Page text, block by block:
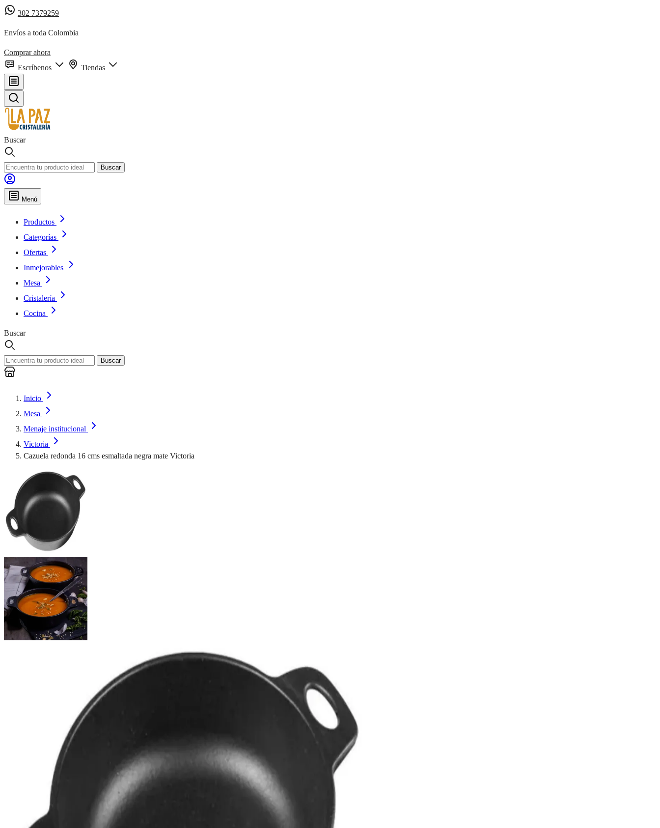
302 7379259
Envíos a toda Colombia
Comprar ahora
Escríbenos
Tiendas
Buscar
Buscar
Menú
Productos
Categorías
Ofertas
Inmejorables
Mesa
Cristalería
Cocina
Buscar
Buscar
Inicio
Mesa
Menaje institucional
Victoria
Cazuela redonda 16 cms esmaltada negra mate Victoria